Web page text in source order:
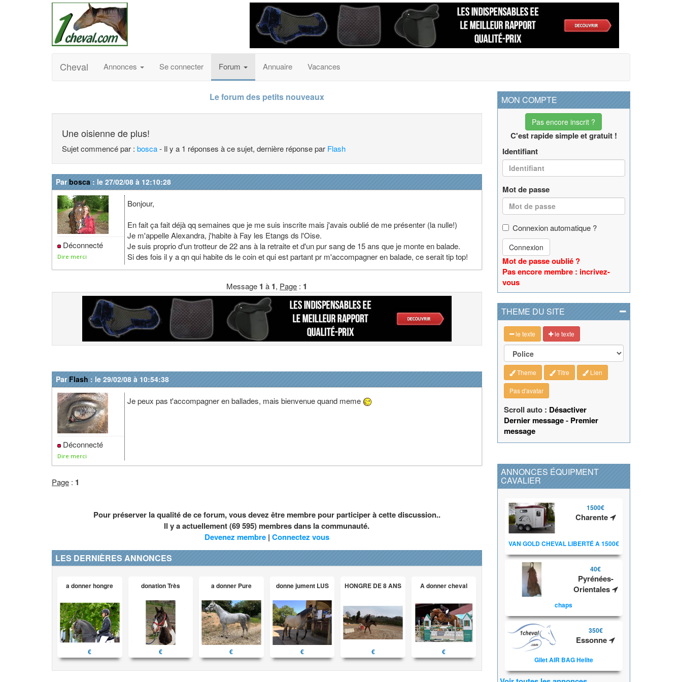
Cheval Annonces Se connecter Forum Annuaire Vacances
Le forum des petits nouveaux
Une oisienne de plus!
Sujet commencé par : bosca- Il y a 1 réponses à ce sujet, dernière réponse par Flash
Parbosca : le 27/02/08 à 12:10:28
Déconnecté
Dire merci
Bonjour,
En fait ça fait déjà qq semaines que je me suis inscrite mais j'avais oublié de me présenter (la nulle!)
Je m'appelle Alexandra, j'habite à Fay les Etangs ds l'Oise.
Je suis proprio d'un trotteur de 22 ans à la retraite et d'un pur sang de 15 ans que je monte en balade.
Si des fois il y a qn qui habite ds le coin et qui est partant pr m'accompagner en balade, ce serait tip top!
Message 1 à 1, Page : 1
Par Flash : le 29/02/08 à 10:54:38
Déconnecté
Dire merci
Je peux pas t'accompagner en ballades, mais bienvenue quand meme
Page : 1
Pour préserver la qualité de ce forum, vous devez être membre pour participer à cette discussion..
Il y a actuellement (69 595) membres dans la communauté.
Devenez membre| Connectez vous
LES DERNIÈRES ANNONCES
a donner hongre
€
donation Très
€
a donner Pure
€
donne jument LUS
€
HONGRE DE 8 ANS
€
A donner cheval
€
MON COMPTE
Pas encore inscrit ?
C'est rapide simple et gratuit !
Identifiant
Mot de passe
Connexion automatique ?
Connexion
Mot de passe oublié ?
Pas encore membre : incrivez-
vous
THEME DU SITE
le texte le texte
Theme Titre Lien
Pas d'avatar
Scroll auto : Désactiver
Dernier message- Premier
message
ANNONCES ÉQUIPMENT
CAVALIER
1500€
Charente
VAN GOLD CHEVAL LIBERTÉ A 1500€
40€
Pyrénées-
Orientales
chaps
350€
Essonne
Gilet AIR BAG Helite